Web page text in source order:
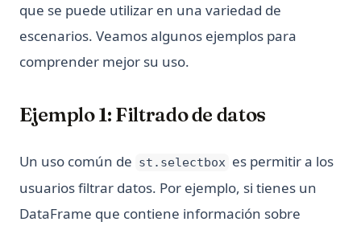
que se puede utilizar en una variedad de
escenarios. Veamos algunos ejemplos para
comprender mejor su uso.
Ejemplo 1: Filtrado de datos
Un uso común de st.selectbox es permitir a los
usuarios filtrar datos. Por ejemplo, si tienes un
DataFrame que contiene información sobre